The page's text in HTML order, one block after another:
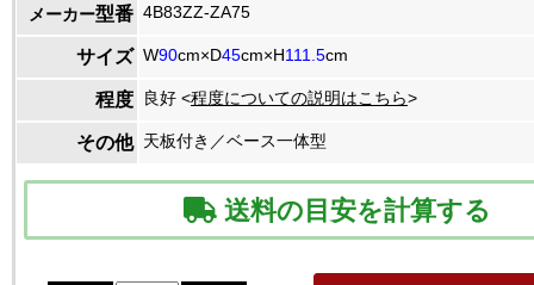
メーカー型番 4B83ZZ-ZA75
サイズ W90cm×D45cm×H111.5cm
程度 良好 <程度についての説明はこちら>
その他 天板付き／ベース一体型
送料の目安を計算する